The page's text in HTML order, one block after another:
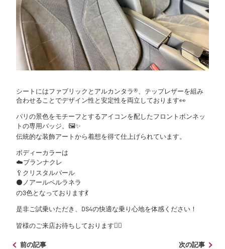
シートにはファブリックとアルカンタラ®、テップレザーを組み
合わせることでデザイン性と安定性を両立しております👀
パリの景色をモチーフとするアイコンを配したフロントボンネッ
トの専用バッジ。🖼✨️
伝統的な装飾アートから着想を得て仕上げられています。
ボディーカラーは
☁️ブランナクレ
🥄クリスタルバール
⚫️ノアールペルラネラ
の3色となっております💃
是非ご試乗いただき、DS4の快適な乗り心地を体感ください！
皆様のご来店お待ちしております🙇‍♂️
前の記事 次の記事